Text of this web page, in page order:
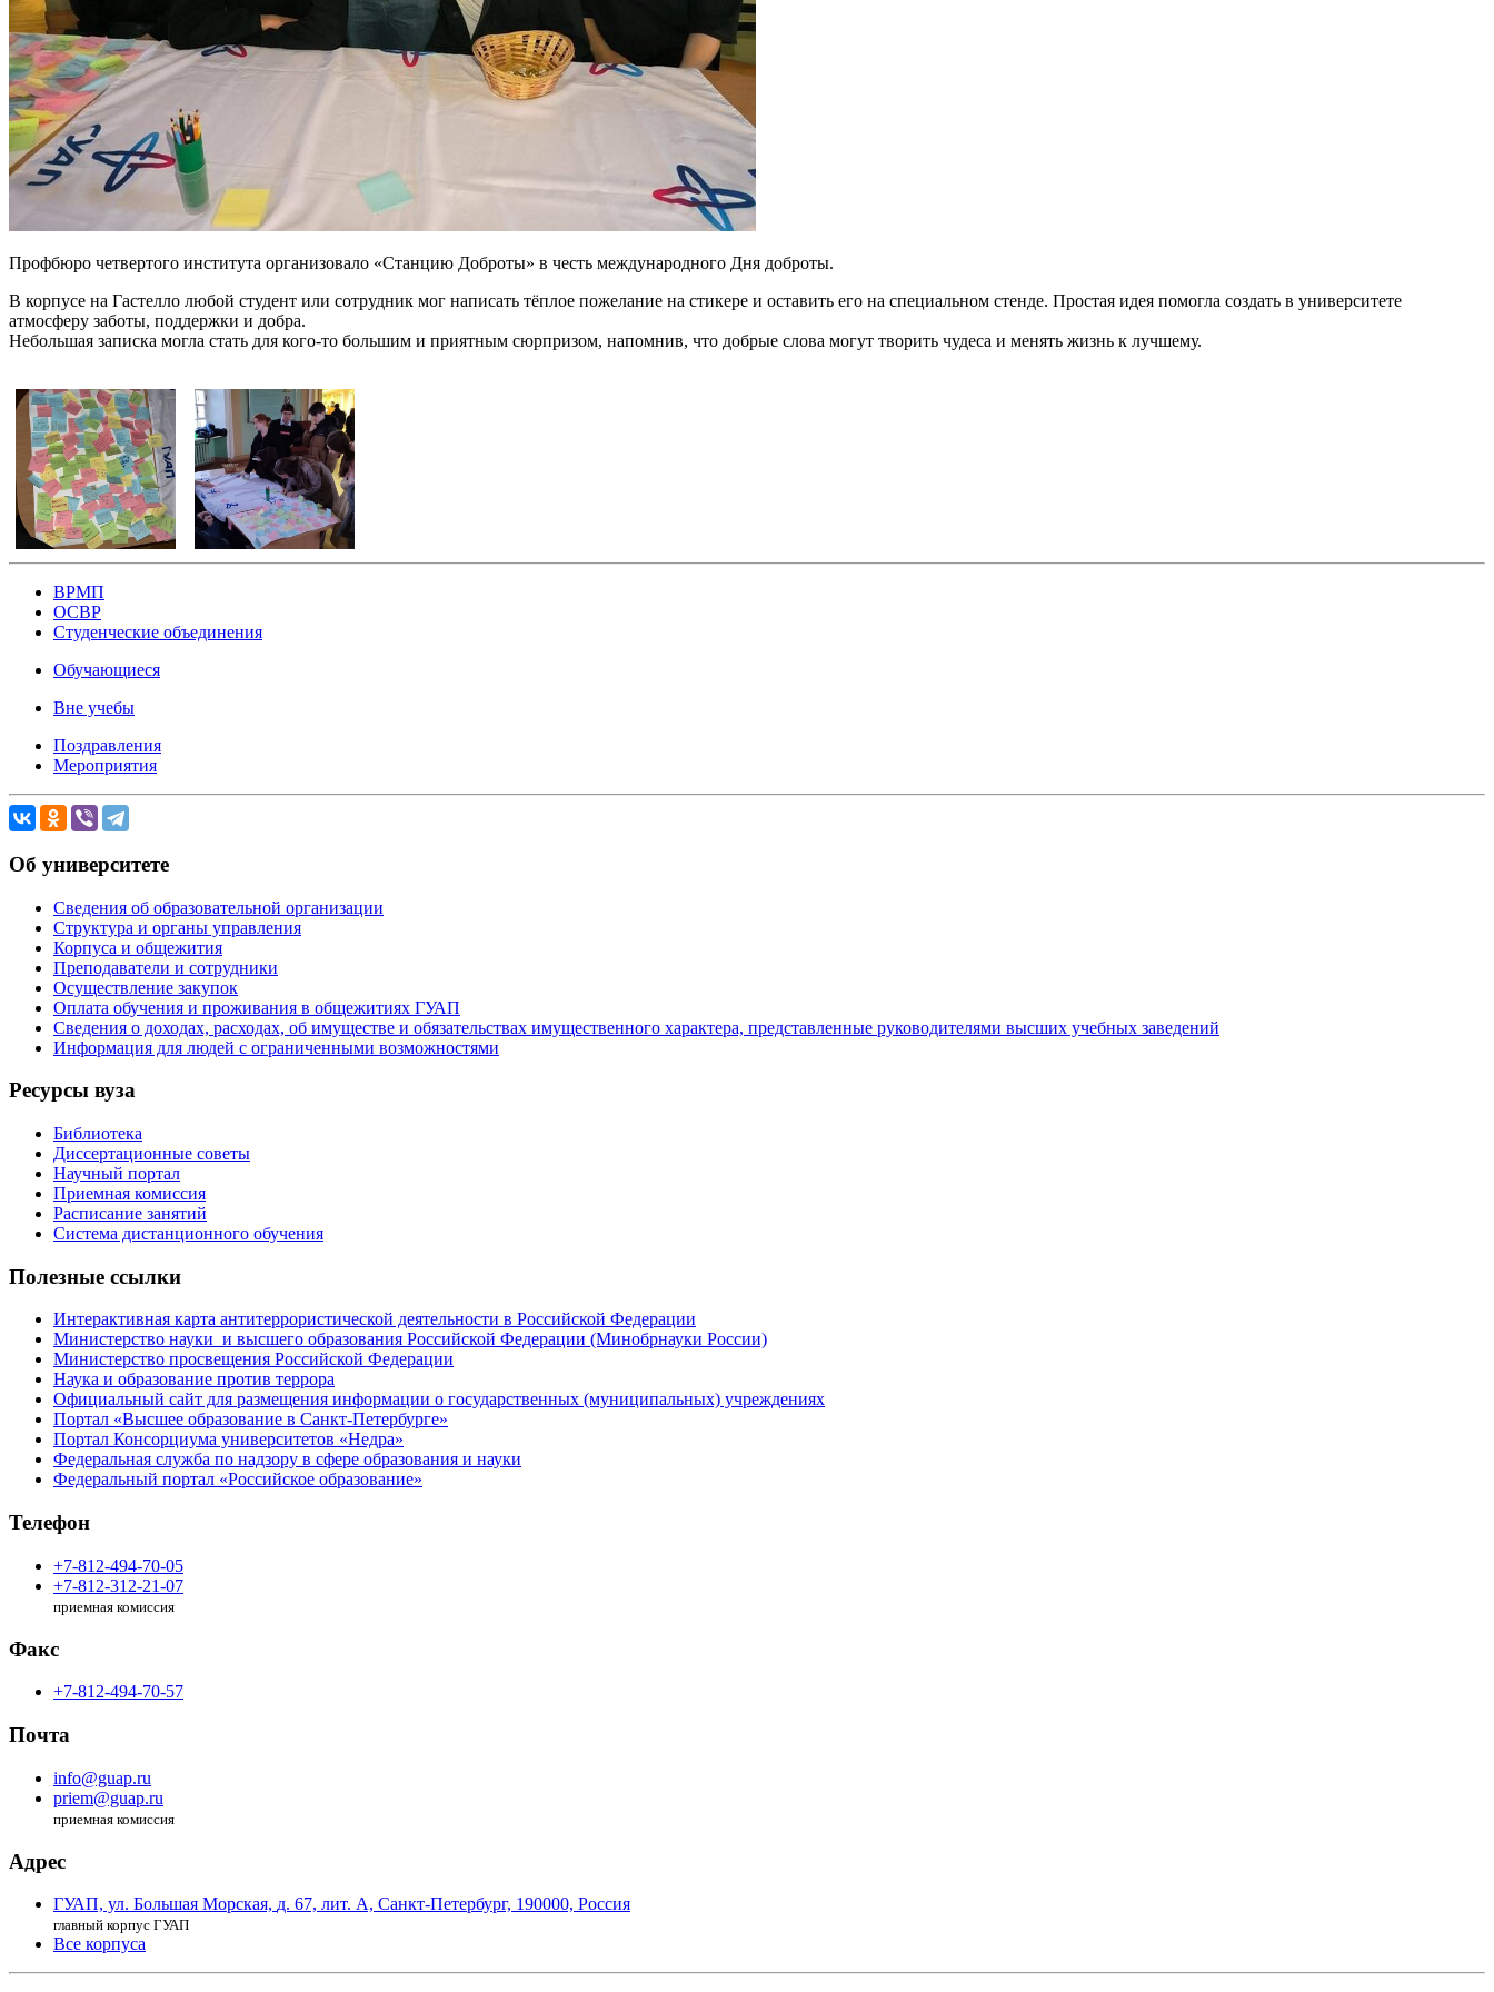
Профбюро четвертого института организовало «Станцию Доброты» в честь международного Дня доброты.
В корпусе на Гастелло любой студент или сотрудник мог написать тёплое пожелание на стикере и оставить его на специальном стенде. Простая идея помогла создать в университете
атмосферу заботы, поддержки и добра.
Небольшая записка могла стать для кого-то большим и приятным сюрпризом, напомнив, что добрые слова могут творить чудеса и менять жизнь к лучшему.
ВРМП
ОСВР
Студенческие объединения
Обучающиеся
Вне учебы
Поздравления
Мероприятия
Об университете
Сведения об образовательной организации
Структура и органы управления
Корпуса и общежития
Преподаватели и сотрудники
Осуществление закупок
Оплата обучения и проживания в общежитиях ГУАП
Сведения о доходах, расходах, об имуществе и обязательствах имущественного характера, представленные руководителями высших учебных заведений
Информация для людей с ограниченными возможностями
Ресурсы вуза
Библиотека
Диссертационные советы
Научный портал
Приемная комиссия
Расписание занятий
Система дистанционного обучения
Полезные ссылки
Интерактивная карта антитеррористической деятельности в Российской Федерации
Министерство науки и высшего образования Российской Федерации (Минобрнауки России)
Министерство просвещения Российской Федерации
Наука и образование против террора
Официальный сайт для размещения информации о государственных (муниципальных) учреждениях
Портал «Высшее образование в Санкт-Петербурге»
Портал Консорциума университетов «Недра»
Федеральная служба по надзору в сфере образования и науки
Федеральный портал «Российское образование»
Телефон
+7-812-494-70-05
+7-812-312-21-07
приемная комиссия
Факс
+7-812-494-70-57
Почта
info@guap.ru
priem@guap.ru
приемная комиссия
Адрес
ГУАП, ул. Большая Морская, д. 67, лит. А, Санкт-Петербург, 190000, Россия
главный корпус ГУАП
Все корпуса